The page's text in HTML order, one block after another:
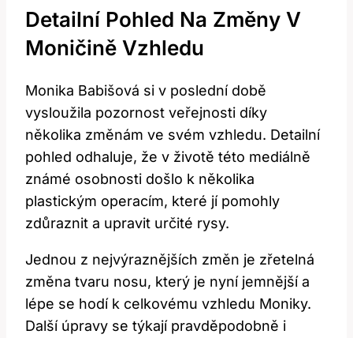
Detailní Pohled ‍na Změny V
Moničině Vzhledu
Monika Babišová si ⁤v poslední době
‍vysloužila⁤ pozornost‌ veřejnosti díky
několika změnám ⁣ve⁢ svém vzhledu. Detailní
pohled odhaluje,​ že v​ životě ‍této ‌mediálně
známé osobnosti došlo k⁣ několika
plastickým operacím, které jí pomohly⁢
zdůraznit ​a upravit‌ určité rysy.
Jednou ⁢z nejvýraznějších změn je zřetelná
‍změna tvaru nosu,‌ který je nyní ‌jemnější a
lépe se hodí k celkovému vzhledu ‌Moniky.
Další⁤ úpravy se ‌týkají pravděpodobně i